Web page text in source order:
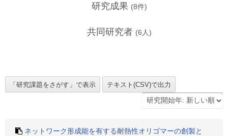
研究成果 (8件)
共同研究者 (6 人)
ネットワーク形成能を有する耐熱性オリゴマーの創製と